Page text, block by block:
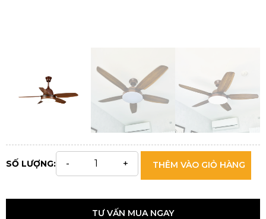
SỐ LƯỢNG: THÊM VÀO GIỎ HÀNG
TƯ VẤN MUA NGAY